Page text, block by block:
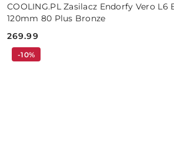
COOLING.PL Zasilacz Endorfy Vero L6
120mm 80 Plus Bronze
Cena:
269.99
-10%